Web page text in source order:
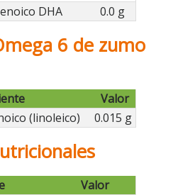
DHA
0.0 g
6 de zumo
Valor
(linoleico)
0.015 g
Valor